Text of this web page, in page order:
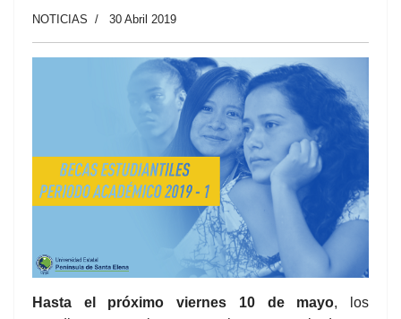
NOTICIAS 30 Abril 2019
Hasta el próximo viernes 10 de mayo, los